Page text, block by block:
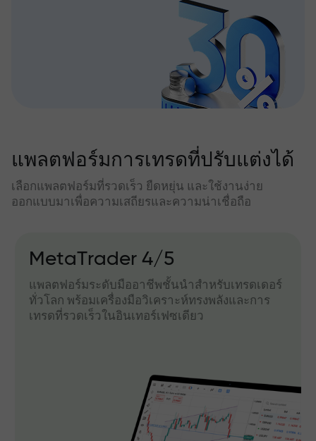
แพลตฟอร์มการเทรดที่ปรับแต่งได้
เลือกแพลตฟอร์มที่รวดเร็ว ยืดหยุ่น และใช้งานง่าย
ออกแบบมาเพื่อความเสถียรและความน่าเชื่อถือ
MetaTrader 4/5
แพลตฟอร์มระดับมืออาชีพชั้นนำสำหรับเทรดเดอร์
ทั่วโลก พร้อมเครื่องมือวิเคราะห์ทรงพลังและการ
เทรดที่รวดเร็วในอินเทอร์เฟซเดียว